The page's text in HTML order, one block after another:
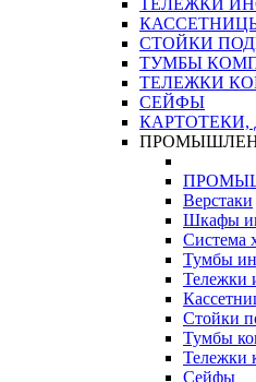
ТЕЛЕЖКИ
СТОЙКИ
ТУМБЫ
ТЕЛЕЖКИ
СЕЙФЫ
КАРТОТЕКИ,
Верстаки
Шкафы
Система
Тумбы
Тележки
Стойки
Тумбы
Тележки
Сейфы